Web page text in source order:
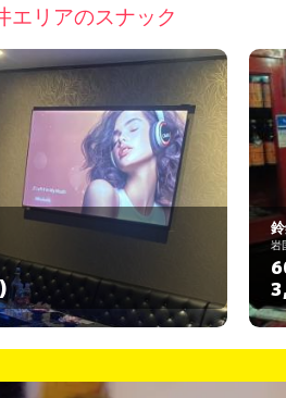
エリアのスナック
60分飲み放題
3,000円 (税込)